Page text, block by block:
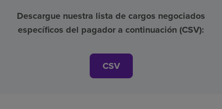
Descargue nuestra lista de cargos negociados
específicos del pagador a continuación (CSV):
CSV